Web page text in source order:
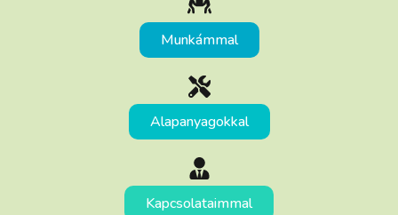
Munkámmal
Alapanyagokkal
Kapcsolataimmal